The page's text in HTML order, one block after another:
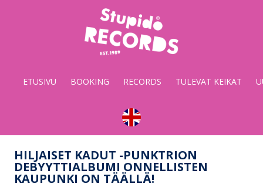
Stupido
Records
&
ETUSIVU BOOKING RECORDS TULEVAT KEIKAT
HILJAISET KADUT -PUNKTRION
DEBYYTTIALBUMI ONNELLISTEN
KAUPUNKI ON TÄÄLLÄ!